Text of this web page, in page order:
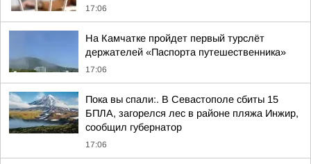
17:06
На Камчатке пройдет первый турслёт
держателей «Паспорта путешественника»
17:06
Пока вы спали:. В Севастополе сбиты 15
БПЛА, загорелся лес в районе пляжа Инжир,
сообщил губернатор
17:06